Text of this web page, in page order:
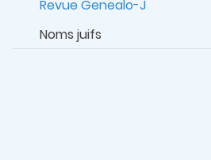
Revue Genealo-J
Noms juifs